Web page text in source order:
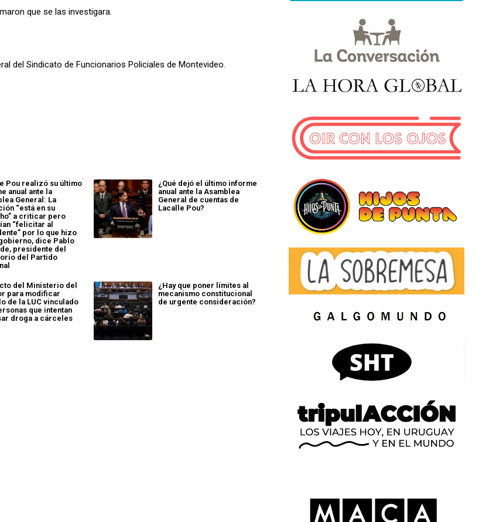
que se las investigara.
del Sindicato de Funcionarios Policiales de Montevideo.
Pou realizó su último
anual ante la
General: La
“está en su
a criticar pero
“felicitar al
por lo que hizo
dice Pablo
presidente del
del Partido
¿Qué dejó el último informe
anual ante la Asamblea
General de cuentas de
Lacalle Pou?
del Ministerio del
para modificar
de la LUC vinculado
que intentan
droga a cárceles
¿Hay que poner límites al
mecanismo constitucional
de urgente consideración?